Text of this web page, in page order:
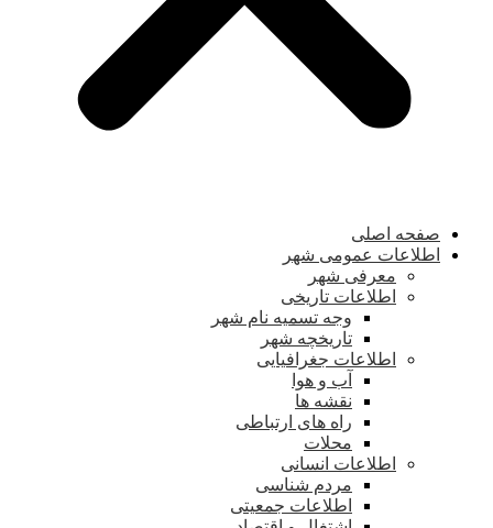
صفحه اصلی
اطلاعات عمومی شهر
معرفی شهر
اطلاعات تاریخی
وجه تسمیه نام شهر
تاریخچه شهر
اطلاعات جغرافیایی
آب و هوا
نقشه ها
راه های ارتباطی
محلات
اطلاعات انسانی
مردم شناسی
اطلاعات جمعیتی